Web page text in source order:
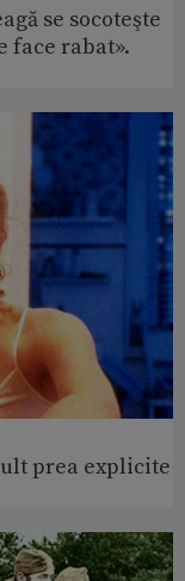
se socoteşte
face rabat».
prea explicite